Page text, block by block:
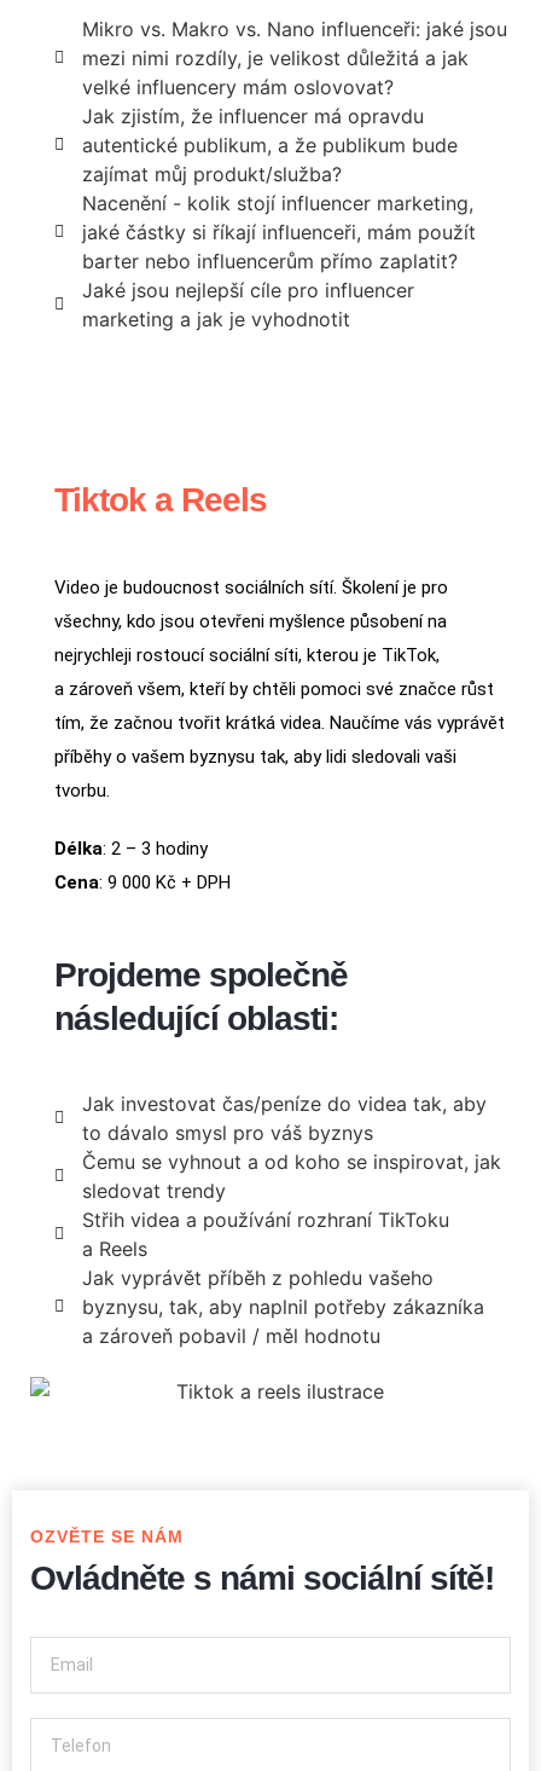
Mikro vs. Makro vs. Nano influenceři: jaké jsou
mezi nimi rozdíly, je velikost důležitá a jak
velké influencery mám oslovovat?
Jak zjistím, že influencer má opravdu
autentické publikum, a že publikum bude
zajímat můj produkt/služba?
Nacenění - kolik stojí influencer marketing,
jaké částky si říkají influenceři, mám použít
barter nebo influencerům přímo zaplatit?
Jaké jsou nejlepší cíle pro influencer
marketing a jak je vyhodnotit
Tiktok a Reels
Video je budoucnost sociálních sítí. Školení je pro
všechny, kdo jsou otevřeni myšlence působení na
nejrychleji rostoucí sociální síti, kterou je TikTok,
a zároveň všem, kteří by chtěli pomoci své značce růst
tím, že začnou tvořit krátká videa. Naučíme vás vyprávět
příběhy o vašem byznysu tak, aby lidi sledovali vaši
tvorbu.
Délka: 2 – 3 hodiny
Cena: 9 000 Kč + DPH
Projdeme společně
následující oblasti:
Jak investovat čas/peníze do videa tak, aby
to dávalo smysl pro váš byznys
Čemu se vyhnout a od koho se inspirovat, jak
sledovat trendy
Střih videa a používání rozhraní TikToku
a Reels
Jak vyprávět příběh z pohledu vašeho
byznysu, tak, aby naplnil potřeby zákazníka
a zároveň pobavil / měl hodnotu
OZVĚTE SE NÁM
Ovládněte s námi sociální sítě!